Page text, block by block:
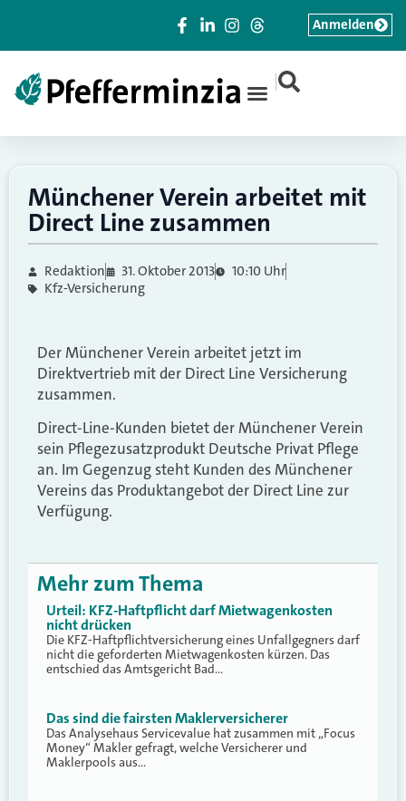
|
Anmelden
Münchener Verein arbeitet mit
Direct Line zusammen
Redaktion 31. Oktober 2013
10:10 Uhr
Kfz-Versicherung
Der Münchener Verein arbeitet jetzt im
Direktvertrieb mit der Direct Line Versicherung
zusammen.
Direct-Line-Kunden bietet der Münchener Verein
sein Pflegezusatzprodukt Deutsche Privat Pflege
an. Im Gegenzug steht Kunden des Münchener
Vereins das Produktangebot der Direct Line zur
Verfügung.
Mehr zum Thema
Urteil: KFZ-Haftpflicht darf Mietwagenkosten
nicht drücken
Die KFZ-Haftpflichtversicherung eines Unfallgegners darf
nicht die geforderten Mietwagenkosten kürzen. Das
entschied das Amtsgericht Bad…
Das sind die fairsten Maklerversicherer
Das Analysehaus Servicevalue hat zusammen mit „Focus
Money“ Makler gefragt, welche Versicherer und
Maklerpools aus…